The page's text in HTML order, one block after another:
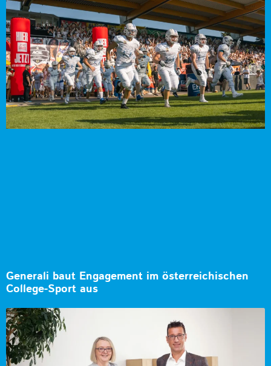
Generali baut Engagement im österreichischen
College-Sport aus